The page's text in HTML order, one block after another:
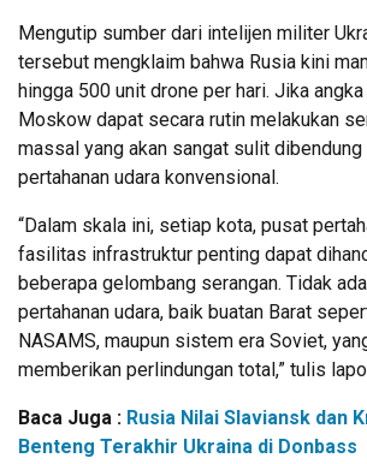
Mengutip sumber dari intelijen militer
tersebut mengklaim bahwa Rusia kini
hingga 500 unit drone per hari. Jika
Moskow dapat secara rutin melakukan
massal yang akan sangat sulit
pertahanan udara konvensional.
“Dalam skala ini, setiap kota, pusat
fasilitas infrastruktur penting dapat
beberapa gelombang serangan. Tidak
pertahanan udara, baik buatan Barat
NASAMS, maupun sistem era Soviet,
memberikan perlindungan total,” tulis
Baca Juga : Rusia Nilai Slaviansk dan
Benteng Terakhir Ukraina di Donbass